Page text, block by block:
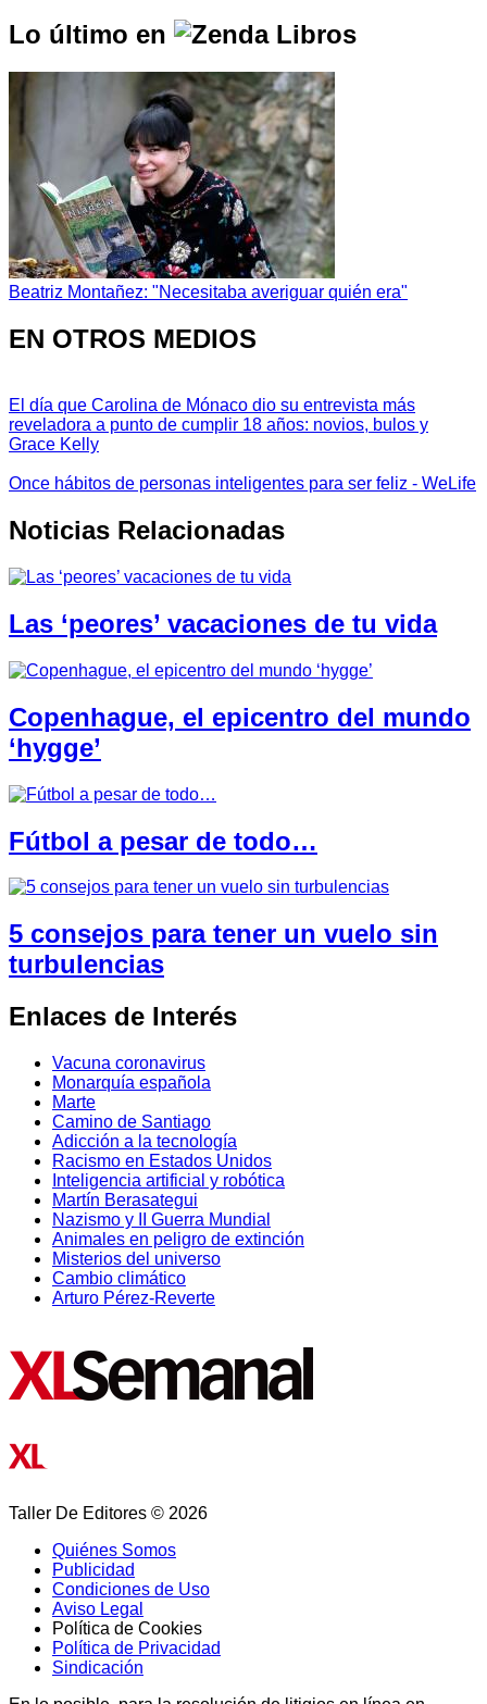
Lo último en
Beatriz Montañez: "Necesitaba averiguar quién era"
EN OTROS MEDIOS
El día que Carolina de Mónaco dio su entrevista más
reveladora a punto de cumplir 18 años: novios, bulos y
Grace Kelly
Once hábitos de personas inteligentes para ser feliz - WeLife
Noticias Relacionadas
Las ‘peores’ vacaciones de tu vida
Copenhague, el epicentro del mundo
‘hygge’
Fútbol a pesar de todo…
5 consejos para tener un vuelo sin
turbulencias
Enlaces de Interés
Vacuna coronavirus
Monarquía española
Marte
Camino de Santiago
Adicción a la tecnología
Racismo en Estados Unidos
Inteligencia artificial y robótica
Martín Berasategui
Nazismo y II Guerra Mundial
Animales en peligro de extinción
Misterios del universo
Cambio climático
Arturo Pérez-Reverte
Taller De Editores © 2026
Quiénes Somos
Publicidad
Condiciones de Uso
Aviso Legal
Política de Cookies
Política de Privacidad
Sindicación